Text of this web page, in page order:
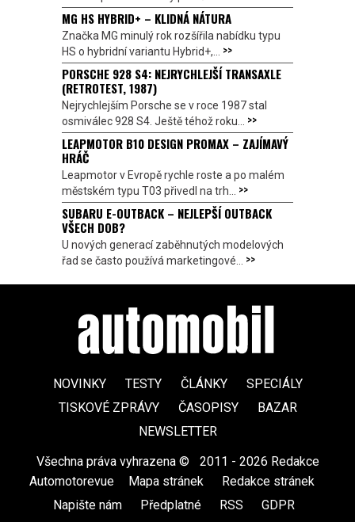
MG HS HYBRID+ – KLIDNÁ NÁTURA
Značka MG minulý rok rozšířila nabídku typu
HS o hybridní variantu Hybrid+,... >>
PORSCHE 928 S4: NEJRYCHLEJŠÍ TRANSAXLE
(RETROTEST, 1987)
Nejrychlejším Porsche se v roce 1987 stal
osmiválec 928 S4. Ještě téhož roku... >>
LEAPMOTOR B10 DESIGN PROMAX – ZAJÍMAVÝ
HRÁČ
Leapmotor v Evropě rychle roste a po malém
městském typu T03 přivedl na trh... >>
SUBARU E-OUTBACK – NEJLEPŠÍ OUTBACK
VŠECH DOB?
U nových generací zaběhnutých modelových
řad se často používá marketingové... >>
NOVINKY TESTY ČLÁNKY
SPECIÁLY
TISKOVÉ ZPRÁVY
ČASOPISY
BAZAR
NEWSLETTER
Všechna práva vyhrazena ©
2011 - 2026 Redakce
Automotorevue
Mapa stránek Redakce stránek
Napište nám
Předplatné RSS GDPR